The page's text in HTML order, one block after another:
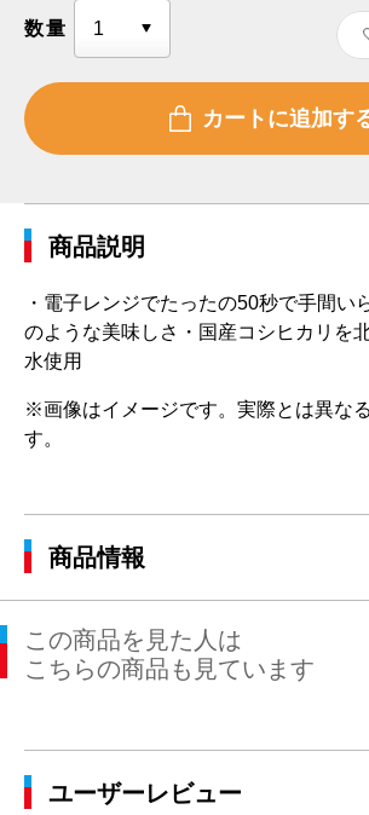
数量
商品説明
・電子レンジでたったの50秒で手間い
のような美味しさ・国産コシヒカリを
水使用
※画像はイメージです。実際とは異な
す。
商品情報
この商品を見た人は
こちらの商品も見ています
ユーザーレビュー